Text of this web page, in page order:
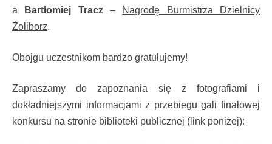
a
Bartłomiej Tracz– Nagrodę Burmistrza Dzielnicy
Żoliborz.
Obojgu uczestnikom bardzo gratulujemy!
Zapraszamy do zapoznania się z fotografiami i
dokładniejszymi informacjami z przebiegu gali finałowej
konkursu na stronie biblioteki publicznej (link poniżej):